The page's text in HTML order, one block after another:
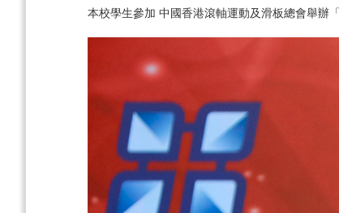
本校學生參加 中國香港滾軸運動及滑板總會舉辦